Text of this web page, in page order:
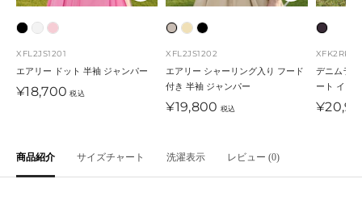
ブ
ラ
ッ
ク
ホ
ワ
イ
ト
ラ
イ
ト
ピ
XFL2JS1201
エアリー ドット 半袖 ジャンパー
セ
格
¥18,700 税込
ベ
ー
ジ
ュ
ラ
イ
ト
イ
エ
ブ
ラ
ッ
ク
XFL2JS1202
エアリー シャーリング入り フード
付き 半袖 ジャンパー
セ
価
¥19,800 税込
イ
ン
デ
ィ
ゴ
デニムラ
ート イン
セ
商品紹介 サイズチャート 洗濯表示 レビュー (0)